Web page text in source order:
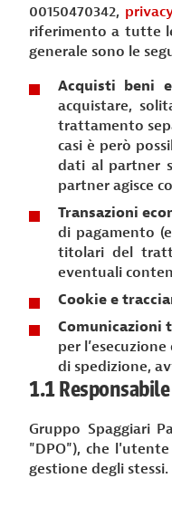
00150470342,
riferimento a tutte
generale sono le
Acquisti beni
acquistare,
trattamento
casi è però
dati al partner
partner agisce
Transazioni
di pagamento
titolari del
eventuali
Cookie e
Comunicazioni
per
di spedizione,
1.1
Gruppo Spaggiari
"DPO"), che
gestione degli